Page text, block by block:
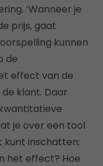
‘Wanneer je
prijs, gaat
kunnen
de
effect van de
klant. Daar
je over een tool
kunt inschatten:
het effect? Hoe